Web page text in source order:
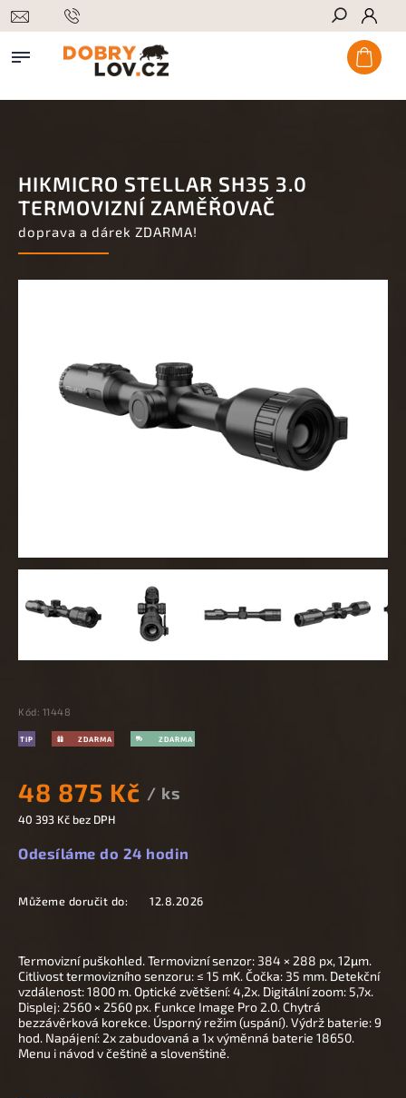
Hledat
HIKMICRO STELLAR SH35 3.0
TERMOVIZNÍ ZAMĚŘOVAČ
doprava a dárek ZDARMA!
Kód: 11448
TIP
48 875 Kč / ks
40 393 Kč bez DPH
Odesíláme do 24 hodin
Můžeme doručit do: 12.8.2026
Termovizní puškohled. Termovizní senzor: 384 × 288 px, 12μm.
Citlivost termovizního senzoru: ≤ 15 mK. Čočka: 35 mm. Detekční
vzdálenost: 1800 m. Optické zvětšení: 4,2x. Digitální zoom: 5,7x.
Displej: 2560 × 2560 px. Funkce Image Pro 2.0. Chytrá
bezzávěrková korekce. Úsporný režim (uspání). Výdrž baterie: 9
hod. Napájení: 2x zabudovaná a 1x výměnná baterie 18650.
Menu i návod v češtině a slovenštině.